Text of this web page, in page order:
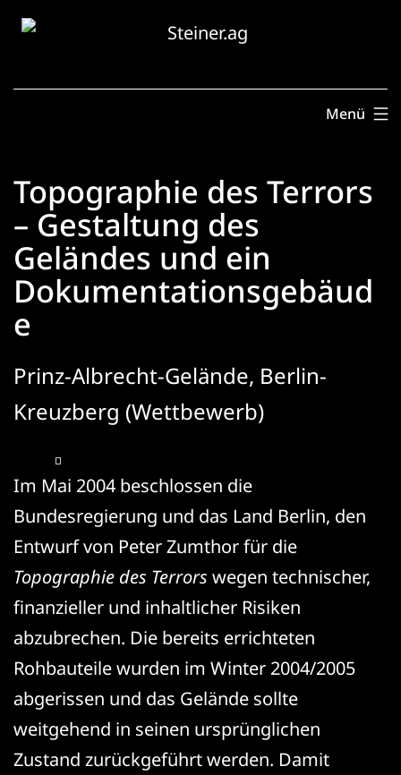
Zum
Menü
Topographie des Terrors
– Gestaltung des
Geländes und ein
Dokumentationsgebäud
e
Prinz-Albrecht-Gelände, Berlin-
Kreuzberg (Wettbewerb)
Im Mai 2004 beschlossen die
Bundesregierung und das Land Berlin, den
Entwurf von Peter Zumthor für die
Topographie des Terrors wegen technischer,
finanzieller und inhaltlicher Risiken
abzubrechen. Die bereits errichteten
Rohbauteile wurden im Winter 2004/2005
abgerissen und das Gelände sollte
weitgehend in seinen ursprünglichen
Zustand zurückgeführt werden. Damit